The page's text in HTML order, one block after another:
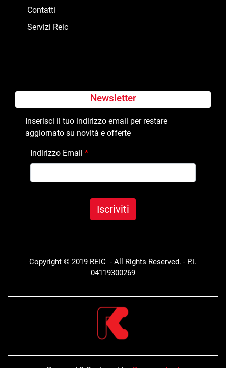
Contatti
Servizi Reic
Newsletter
Inserisci il tuo indirizzo email per restare
aggiornato su novità e offerte
Indirizzo Email *
Copyright © 2019 REIC - All Rights Reserved. - P.I.
04119300269